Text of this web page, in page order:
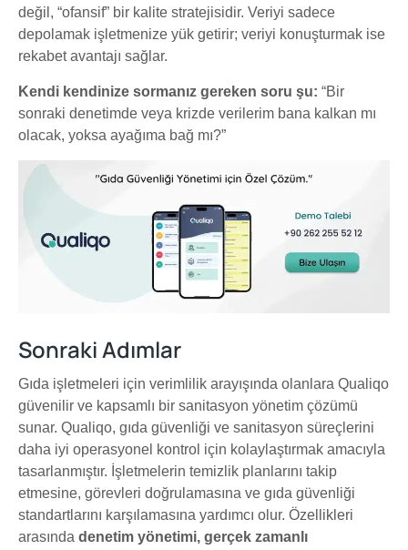
değil, “ofansif” bir kalite stratejisidir. Veriyi sadece
depolamak işletmenize yük getirir; veriyi konuşturmak ise
rekabet avantajı sağlar.
Kendi kendinize sormanız gereken soru şu: “Bir
sonraki denetimde veya krizde verilerim bana kalkan mı
olacak, yoksa ayağıma bağ mı?”
Sonraki Adımlar
Gıda işletmeleri için verimlilik arayışında olanlara Qualiqo
güvenilir ve kapsamlı bir sanitasyon yönetim çözümü
sunar. Qualiqo, gıda güvenliği ve sanitasyon süreçlerini
daha iyi operasyonel kontrol için kolaylaştırmak amacıyla
tasarlanmıştır. İşletmelerin temizlik planlarını takip
etmesine, görevleri doğrulamasına ve gıda güvenliği
standartlarını karşılamasına yardımcı olur. Özellikleri
arasında denetim yönetimi, gerçek zamanlı